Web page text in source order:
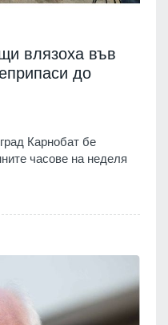
влязоха във
до
Карнобат бе
часове на неделя